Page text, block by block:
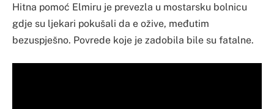
Hitna pomoć Elmiru je prevezla u mostarsku bolnicu
gdje su ljekari pokušali da e ožive, međutim
bezuspješno. Povrede koje je zadobila bile su fatalne.